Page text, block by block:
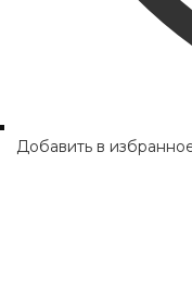
Добавить в